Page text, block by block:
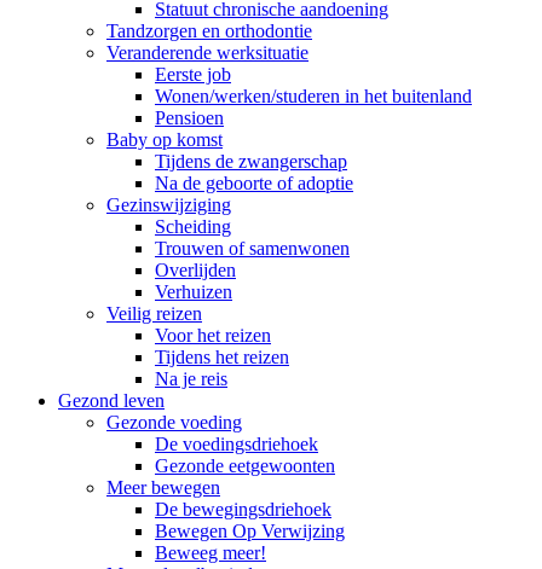
Statuut chronische aandoening
Tandzorgen en orthodontie
Veranderende werksituatie
Eerste job
Wonen/werken/studeren in het buitenland
Pensioen
Baby op komst
Tijdens de zwangerschap
Na de geboorte of adoptie
Gezinswijziging
Scheiding
Trouwen of samenwonen
Overlijden
Verhuizen
Veilig reizen
Voor het reizen
Tijdens het reizen
Na je reis
Gezond leven
Gezonde voeding
De voedingsdriehoek
Gezonde eetgewoonten
Meer bewegen
De bewegingsdriehoek
Bewegen Op Verwijzing
Beweeg meer!